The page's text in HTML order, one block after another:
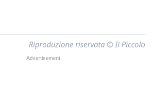
Riproduzione riservata © Il Piccolo